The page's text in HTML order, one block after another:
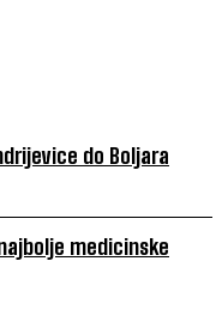
do Boljara
medicinske